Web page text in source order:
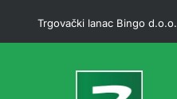
Trgovački lanac Bingo d.o.o.